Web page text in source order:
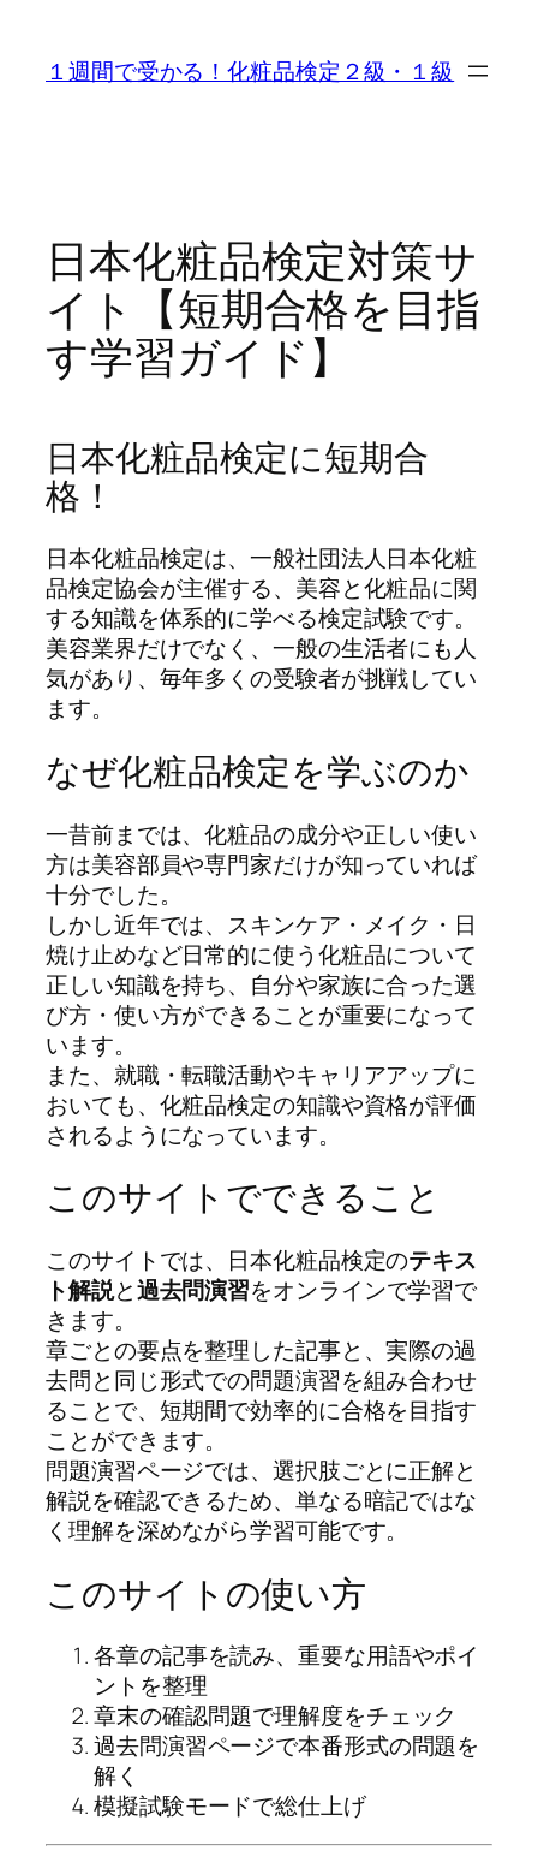
１週間で受かる！化粧品検定２級・１級
日本化粧品検定対策サ
イト【短期合格を目指
す学習ガイド】
日本化粧品検定に短期合
格！
日本化粧品検定は、一般社団法人日本化粧
品検定協会が主催する、美容と化粧品に関
する知識を体系的に学べる検定試験です。
美容業界だけでなく、一般の生活者にも人
気があり、毎年多くの受験者が挑戦してい
ます。
なぜ化粧品検定を学ぶのか
一昔前までは、化粧品の成分や正しい使い
方は美容部員や専門家だけが知っていれば
十分でした。
しかし近年では、スキンケア・メイク・日
焼け止めなど日常的に使う化粧品について
正しい知識を持ち、自分や家族に合った選
び方・使い方ができることが重要になって
います。
また、就職・転職活動やキャリアアップに
おいても、化粧品検定の知識や資格が評価
されるようになっています。
このサイトでできること
このサイトでは、日本化粧品検定のテキス
ト解説と過去問演習をオンラインで学習で
きます。
章ごとの要点を整理した記事と、実際の過
去問と同じ形式での問題演習を組み合わせ
ることで、短期間で効率的に合格を目指す
ことができます。
問題演習ページでは、選択肢ごとに正解と
解説を確認できるため、単なる暗記ではな
く理解を深めながら学習可能です。
このサイトの使い方
各章の記事を読み、重要な用語やポイ
ントを整理
章末の確認問題で理解度をチェック
過去問演習ページで本番形式の問題を
解く
模擬試験モードで総仕上げ